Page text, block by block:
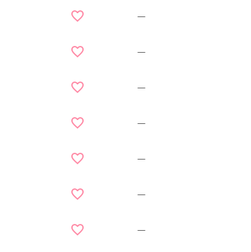
—
—
—
—
—
—
—